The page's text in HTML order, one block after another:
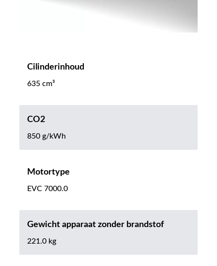
Cilinderinhoud
635 cm³
CO2
850 g/kWh
Motortype
EVC 7000.0
Gewicht apparaat zonder brandstof
221.0 kg